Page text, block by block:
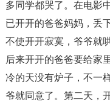
多同学都哭了。在电影
已开开的爸爸妈妈，丢
不使开开寂寞，爷爷就
后来开开的爸爸要给家
冷的天没有炉子，不一
爷就同意了。第二天，